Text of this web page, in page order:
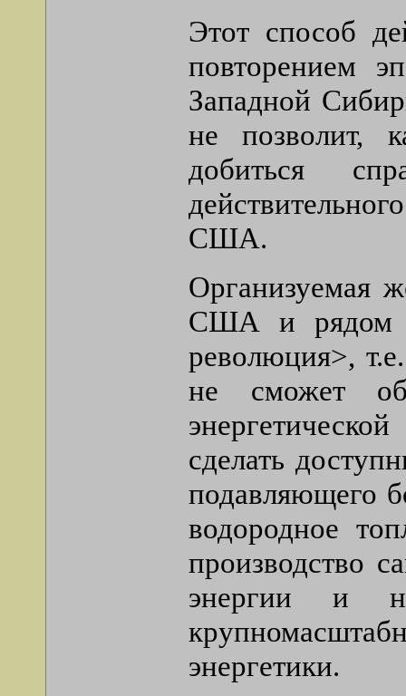
Этот способ
повторением
Западной
не позволит,
добиться
США.
Организуемая
США и рядом
революция>,
не сможет
сделать
подавляющего
водородное
производство
энергии и
энергетики.